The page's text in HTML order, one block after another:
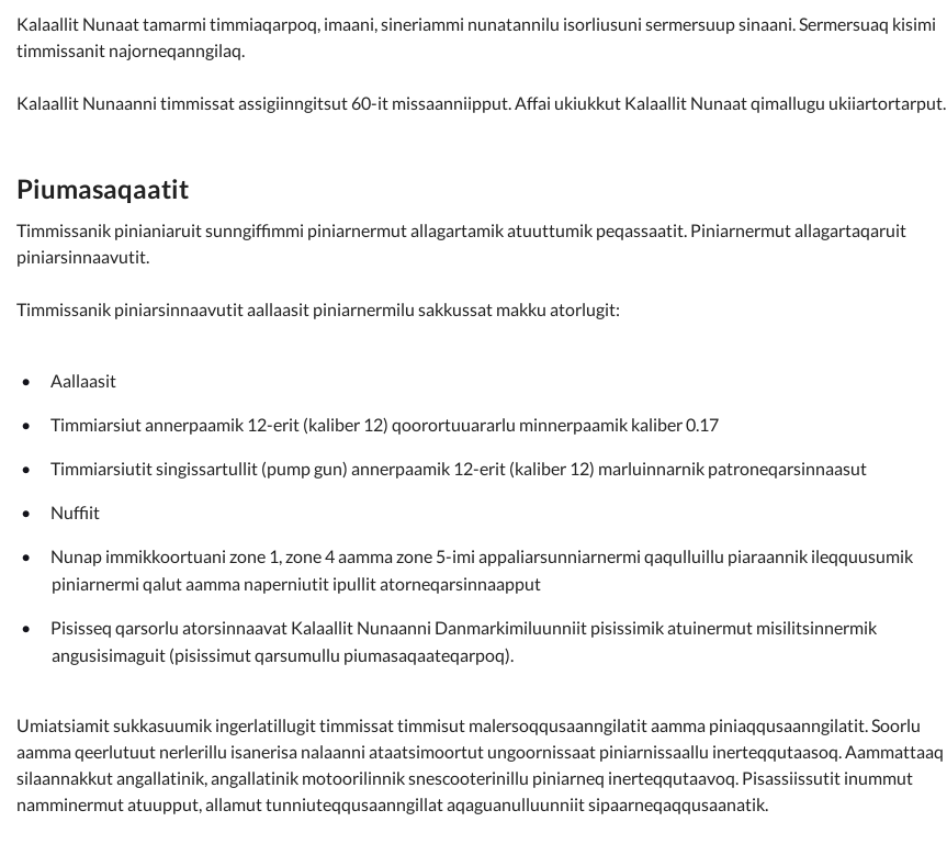
Kalaallit Nunaat tamarmi timmiaqarpoq, imaani, sineriammi nunatannilu isorliusuni sermersuup sinaani. Sermersuaq kisimi
timmissanit najorneqanngilaq.
Kalaallit Nunaanni timmissat assigiinngitsut 60-it missaanniipput. Affai ukiukkut Kalaallit Nunaat qimallugu ukiiartortarput.
Piumasaqaatit
Timmissanik pinianiaruit sunngiffimmi piniarnermut allagartamik atuuttumik peqassaatit. Piniarnermut allagartaqaruit
piniarsinnaavutit.
Timmissanik piniarsinnaavutit aallaasit piniarnermilu sakkussat makku atorlugit:
Aallaasit
Timmiarsiut annerpaamik 12-erit (kaliber 12) qoorortuuararlu minnerpaamik kaliber 0.17
Timmiarsiutit singissartullit (pump gun) annerpaamik 12-erit (kaliber 12) marluinnarnik patroneqarsinnaasut
Nuffiit
Nunap immikkoortuani zone 1, zone 4 aamma zone 5-imi appaliarsunniarnermi qaqulluillu piaraannik ileqquusumik
piniarnermi qalut aamma naperniutit ipullit atorneqarsinnaapput
Pisisseq qarsorlu atorsinnaavat Kalaallit Nunaanni Danmarkimiluunniit pisissimik atuinermut misilitsinnermik
angusisimaguit (pisissimut qarsumullu piumasaqaateqarpoq).
Umiatsiamit sukkasuumik ingerlatillugit timmissat timmisut malersoqqusaanngilatit aamma piniaqqusaanngilatit. Soorlu
aamma qeerlutuut nerlerillu isanerisa nalaanni ataatsimoortut ungoornissaat piniarnissaallu inerteqqutaasoq. Aammattaaq
silaannakkut angallatinik, angallatinik motoorilinnik snescooterinillu piniarneq inerteqqutaavoq. Pisassiissutit inummut
namminermut atuupput, allamut tunniuteqqusaanngillat aqaguanulluunniit sipaarneqaqqusaanatik.